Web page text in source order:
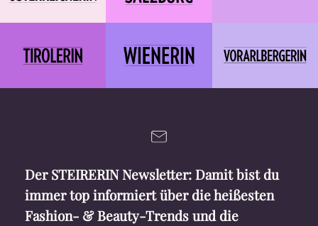
Der STEIRERIN Newsletter: Damit bist du
immer top informiert über die heißesten
Fashion- & Beauty-Trends und die